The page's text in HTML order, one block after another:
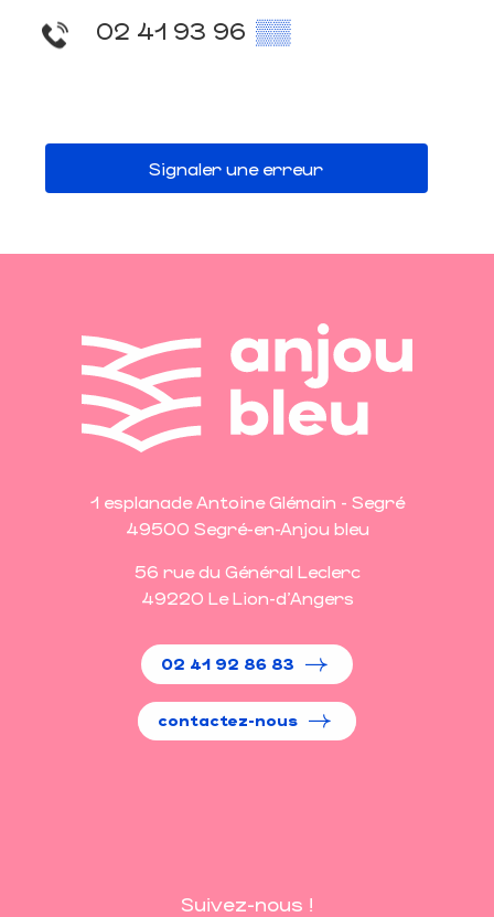
02 41 93 96 ▒▒
Signaler une erreur
1 esplanade Antoine Glémain - Segré
49500 Segré-en-Anjou bleu
56 rue du Général Leclerc
49220 Le Lion-d'Angers
02 41 92 86 83
contactez-nous
Suivez-nous !